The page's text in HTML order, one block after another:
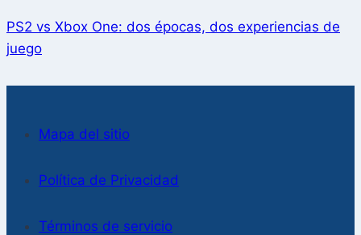
PS2 vs Xbox One: dos épocas, dos experiencias de
juego
Mapa del sitio
Política de Privacidad
Términos de servicio